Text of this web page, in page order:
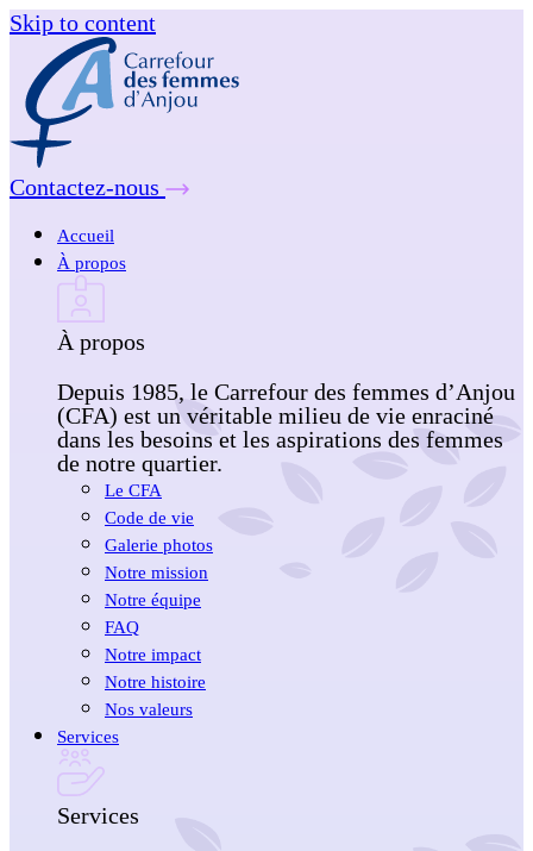
Skip to content
Contactez-nous
Accueil
À propos
À propos
Depuis 1985, le Carrefour des femmes d’Anjou
(CFA) est un véritable milieu de vie enraciné
dans les besoins et les aspirations des femmes
de notre quartier.
Le CFA
Code de vie
Galerie photos
Notre mission
Notre équipe
FAQ
Notre impact
Notre histoire
Nos valeurs
Services
Services